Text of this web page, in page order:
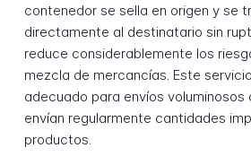
contenedor se sella en origen y se
directamente al destinatario sin
reduce considerablemente los
mezcla de mercancías. Este
adecuado para envíos voluminosos
envían regularmente cantidades
productos.